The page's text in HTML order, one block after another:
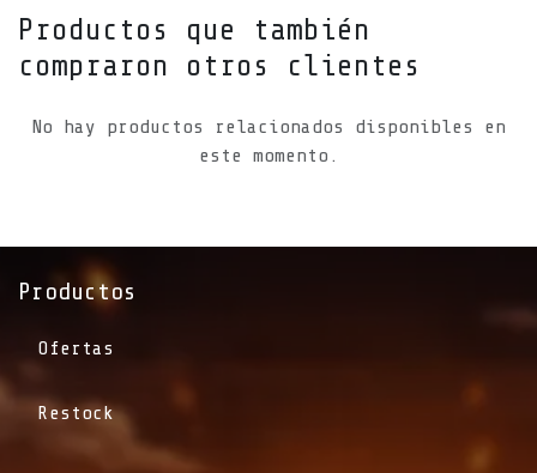
Productos que también
compraron otros clientes
No hay productos relacionados disponibles en
este momento.
Productos
Ofertas
Restock